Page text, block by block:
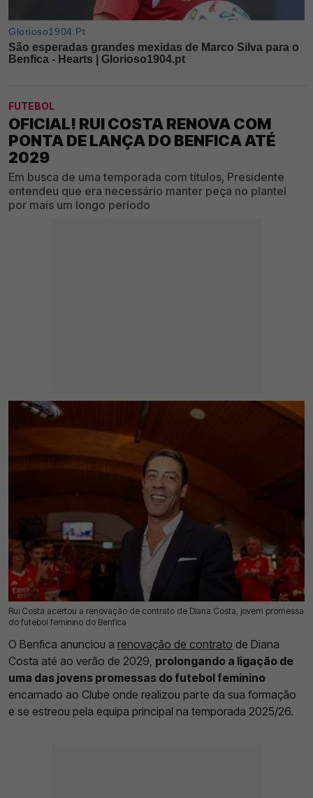
FUTEBOL
OFICIAL! RUI COSTA RENOVA COM
PONTA DE LANÇA DO BENFICA ATÉ
2029
Em busca de uma temporada com títulos, Presidente
entendeu que era necessário manter peça no plantel
por mais um longo período
Rui Costa acertou a renovação de contrato de Diana Costa, jovem promessa
do futebol feminino do Benfica
09 Jul 2026 | 09:36 | 0
O Benfica anunciou a renovação de contrato de Diana
Costa até ao verão de 2029, prolongando a ligação de
uma das jovens promessas do futebol feminino
encarnado ao Clube onde realizou parte da sua formação
e se estreou pela equipa principal na temporada 2025/26.